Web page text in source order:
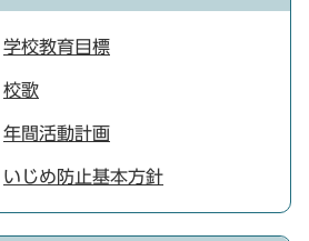
学校教育目標
校歌
年間活動計画
いじめ防止基本方針